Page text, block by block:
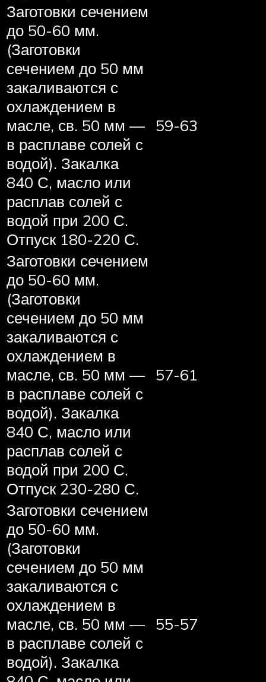
Заготовки сечением
до 50-60 мм.
(Заготовки
сечением до 50 мм
закаливаются с
охлаждением в
масле, св. 50 мм —
в расплаве солей с
водой). Закалка
840 С, масло или
расплав солей с
водой при 200 С.
Отпуск 180-220 С.
59-63
Заготовки сечением
до 50-60 мм.
(Заготовки
сечением до 50 мм
закаливаются с
охлаждением в
масле, св. 50 мм —
в расплаве солей с
водой). Закалка
840 С, масло или
расплав солей с
водой при 200 С.
Отпуск 230-280 С.
57-61
Заготовки сечением
до 50-60 мм.
(Заготовки
сечением до 50 мм
закаливаются с
охлаждением в
масле, св. 50 мм —
в расплаве солей с
водой). Закалка
55-57